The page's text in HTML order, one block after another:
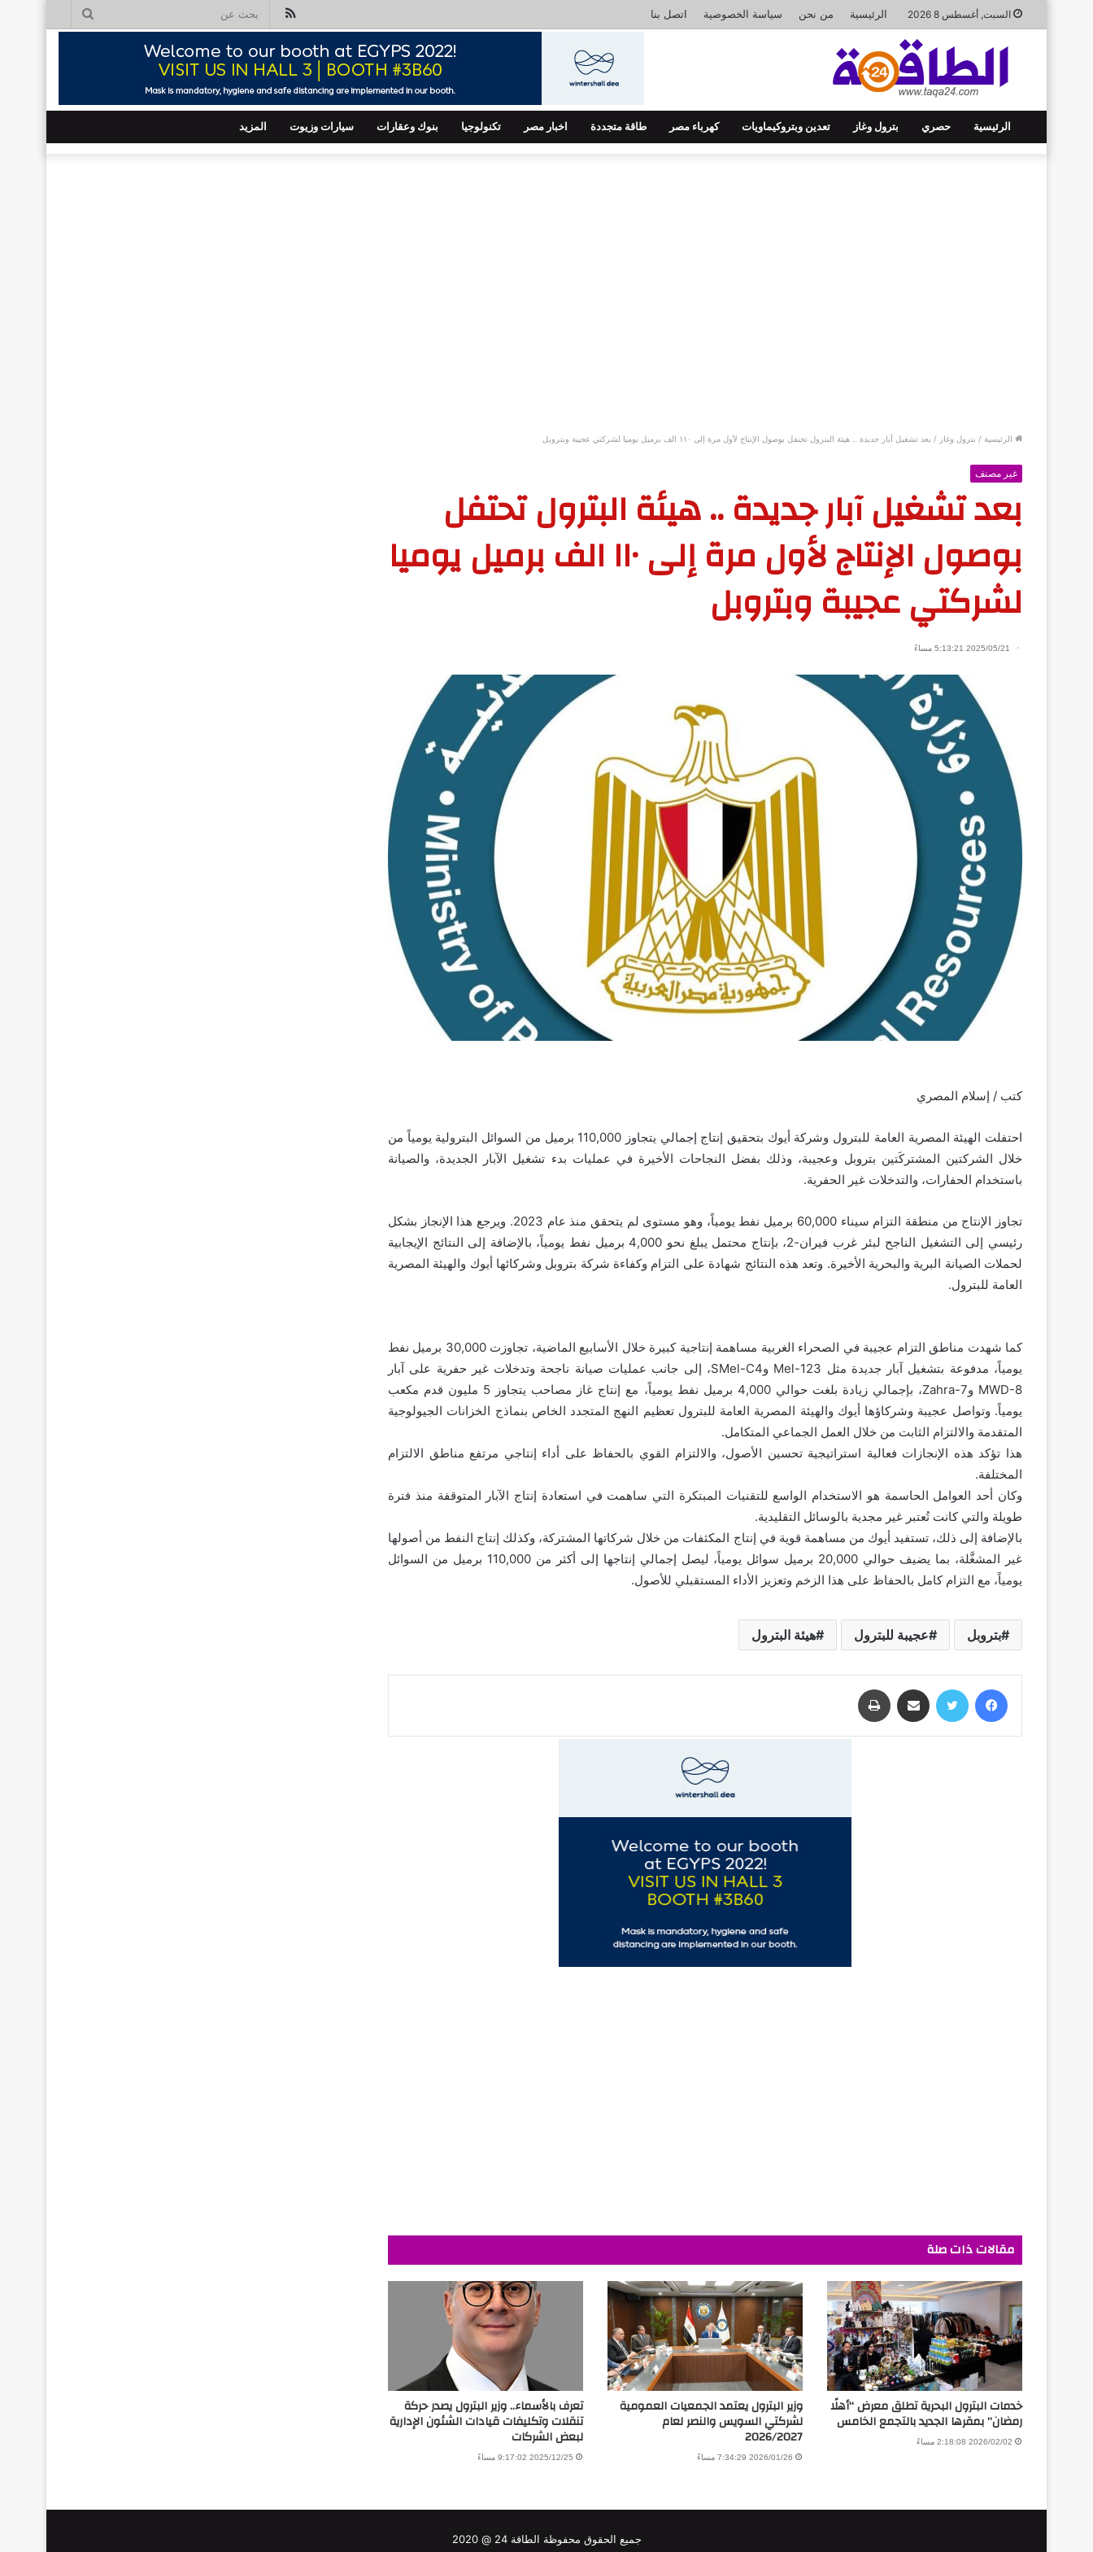
السبت, أغسطس 8 2026 الرئيسية من نحن سياسة الخصوصية اتصل بنا
بحث
ملخص
الموقع
RSS
الرئيسية حصري بترول وغاز تعدين وبتروكيماويات كهرباء مصر طاقة متجددة اخبار مصر تكنولوجيا بنوك وعقارات سيارات وزيوت المزيد
الرئيسية / بترول وغاز / بعد تشغيل آبار جديدة .. هيئة البترول تحتفل بوصول الإنتاج لأول مرة إلى ١١٠ الف برميل يوميا لشركتي عجيبة وبتروبل
غير مصنف
بعد تشغيل آبار جديدة .. هيئة البترول تحتفل
بوصول الإنتاج لأول مرة إلى ١١٠ الف برميل يوميا
لشركتي عجيبة وبتروبل
2025/05/21 5:13:21 مساءً
كتب / إسلام المصري
احتفلت الهيئة المصرية العامة للبترول وشركة أيوك بتحقيق إنتاج إجمالي يتجاوز 110,000 برميل من السوائل البترولية يومياً من
خلال الشركتين المشتركَتين بتروبل وعجيبة، وذلك بفضل النجاحات الأخيرة في عمليات بدء تشغيل الآبار الجديدة، والصيانة
باستخدام الحفارات، والتدخلات غير الحفرية.
تجاوز الإنتاج من منطقة التزام سيناء 60,000 برميل نفط يومياً، وهو مستوى لم يتحقق منذ عام 2023. ويرجع هذا الإنجاز بشكل
رئيسي إلى التشغيل الناجح لبئر غرب فيران-2، بإنتاج محتمل يبلغ نحو 4,000 برميل نفط يومياً، بالإضافة إلى النتائج الإيجابية
لحملات الصيانة البرية والبحرية الأخيرة. وتعد هذه النتائج شهادة على التزام وكفاءة شركة بتروبل وشركائها أيوك والهيئة المصرية
العامة للبترول.
كما شهدت مناطق التزام عجيبة في الصحراء الغربية مساهمة إنتاجية كبيرة خلال الأسابيع الماضية، تجاوزت 30,000 برميل نفط
يومياً، مدفوعة بتشغيل آبار جديدة مثل Mel-123 وSMel-C4، إلى جانب عمليات صيانة ناجحة وتدخلات غير حفرية على آبار
MWD-8 وZahra-7، بإجمالي زيادة بلغت حوالي 4,000 برميل نفط يومياً، مع إنتاج غاز مصاحب يتجاوز 5 مليون قدم مكعب
يومياً. وتواصل عجيبة وشركاؤها أيوك والهيئة المصرية العامة للبترول تعظيم النهج المتجدد الخاص بنماذج الخزانات الجيولوجية
المتقدمة والالتزام الثابت من خلال العمل الجماعي المتكامل.
هذا تؤكد هذه الإنجازات فعالية استراتيجية تحسين الأصول، والالتزام القوي بالحفاظ على أداء إنتاجي مرتفع مناطق الالتزام
المختلفة.
وكان أحد العوامل الحاسمة هو الاستخدام الواسع للتقنيات المبتكرة التي ساهمت في استعادة إنتاج الآبار المتوقفة منذ فترة
طويلة والتي كانت تُعتبر غير مجدية بالوسائل التقليدية.
بالإضافة إلى ذلك، تستفيد أيوك من مساهمة قوية في إنتاج المكثفات من خلال شركاتها المشتركة، وكذلك إنتاج النفط من أصولها
غير المشغَّلة، بما يضيف حوالي 20,000 برميل سوائل يومياً، ليصل إجمالي إنتاجها إلى أكثر من 110,000 برميل من السوائل
يومياً، مع التزام كامل بالحفاظ على هذا الزخم وتعزيز الأداء المستقبلي للأصول.
بتروبل عجيبة للبترول هيئة البترول
فيسبوك تويتر مشاركة عبر البريد
مقالات ذات صلة
خدمات البترول البحرية تطلق معرض “أهلًا
رمضان” بمقرها الجديد بالتجمع الخامس
2026/02/02 2:18:08 مساءً
وزير البترول يعتمد الجمعيات العمومية
لشركتي السويس والنصر لعام
2026/2027
2026/01/26 7:34:29 مساءً
تعرف بالأسماء.. وزير البترول يصدر حركة
تنقلات وتكليفات قيادات الشئون الإدارية
لبعض الشركات
2025/12/25 9:17:02 مساءً
جميع الحقوق محفوظة الطاقة 24 @ 2020